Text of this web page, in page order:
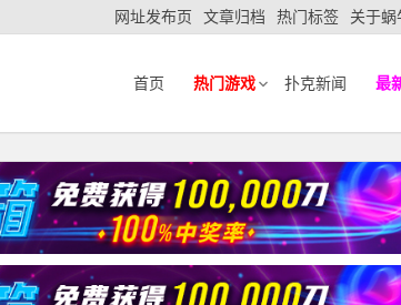
网址发布页 文章归档 热门标签 关于蜗
首页 热门游戏 扑克新闻 最